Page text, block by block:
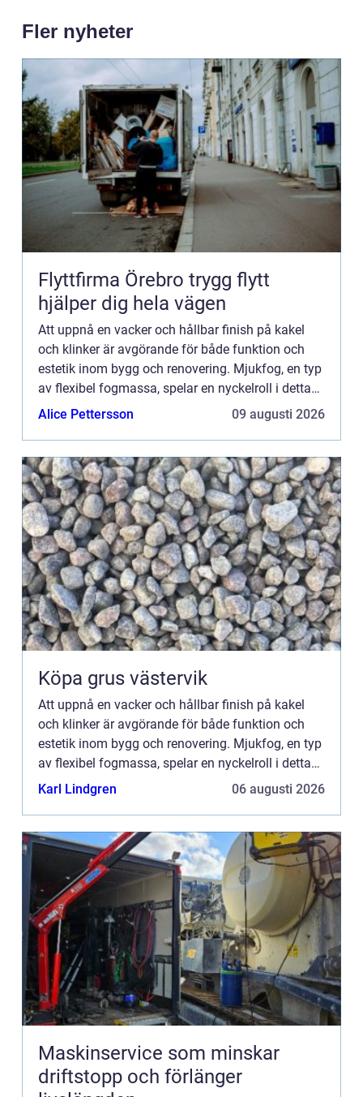
Fler nyheter
Flyttfirma Örebro trygg flytt
hjälper dig hela vägen
Att uppnå en vacker och hållbar finish på kakel
och klinker är avgörande för både funktion och
estetik inom bygg och renovering. Mjukfog, en typ
av flexibel fogmassa, spelar en nyckelroll i detta
sammanhang. Fro...
Alice Pettersson 09 augusti 2026
Köpa grus västervik
Att uppnå en vacker och hållbar finish på kakel
och klinker är avgörande för både funktion och
estetik inom bygg och renovering. Mjukfog, en typ
av flexibel fogmassa, spelar en nyckelroll i detta
sammanhang. Fro...
Karl Lindgren 06 augusti 2026
Maskinservice som minskar
driftstopp och förlänger